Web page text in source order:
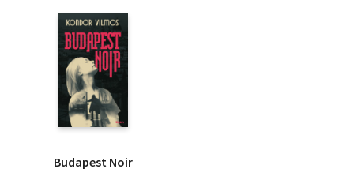
Budapest Noir